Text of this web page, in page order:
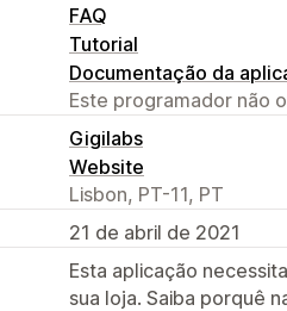
FAQ
Tutorial
Documentação da
Este programador não
Gigilabs
Website
Lisbon, PT-11, PT
21 de abril de 2021
Esta aplicação
sua loja. Saiba porquê